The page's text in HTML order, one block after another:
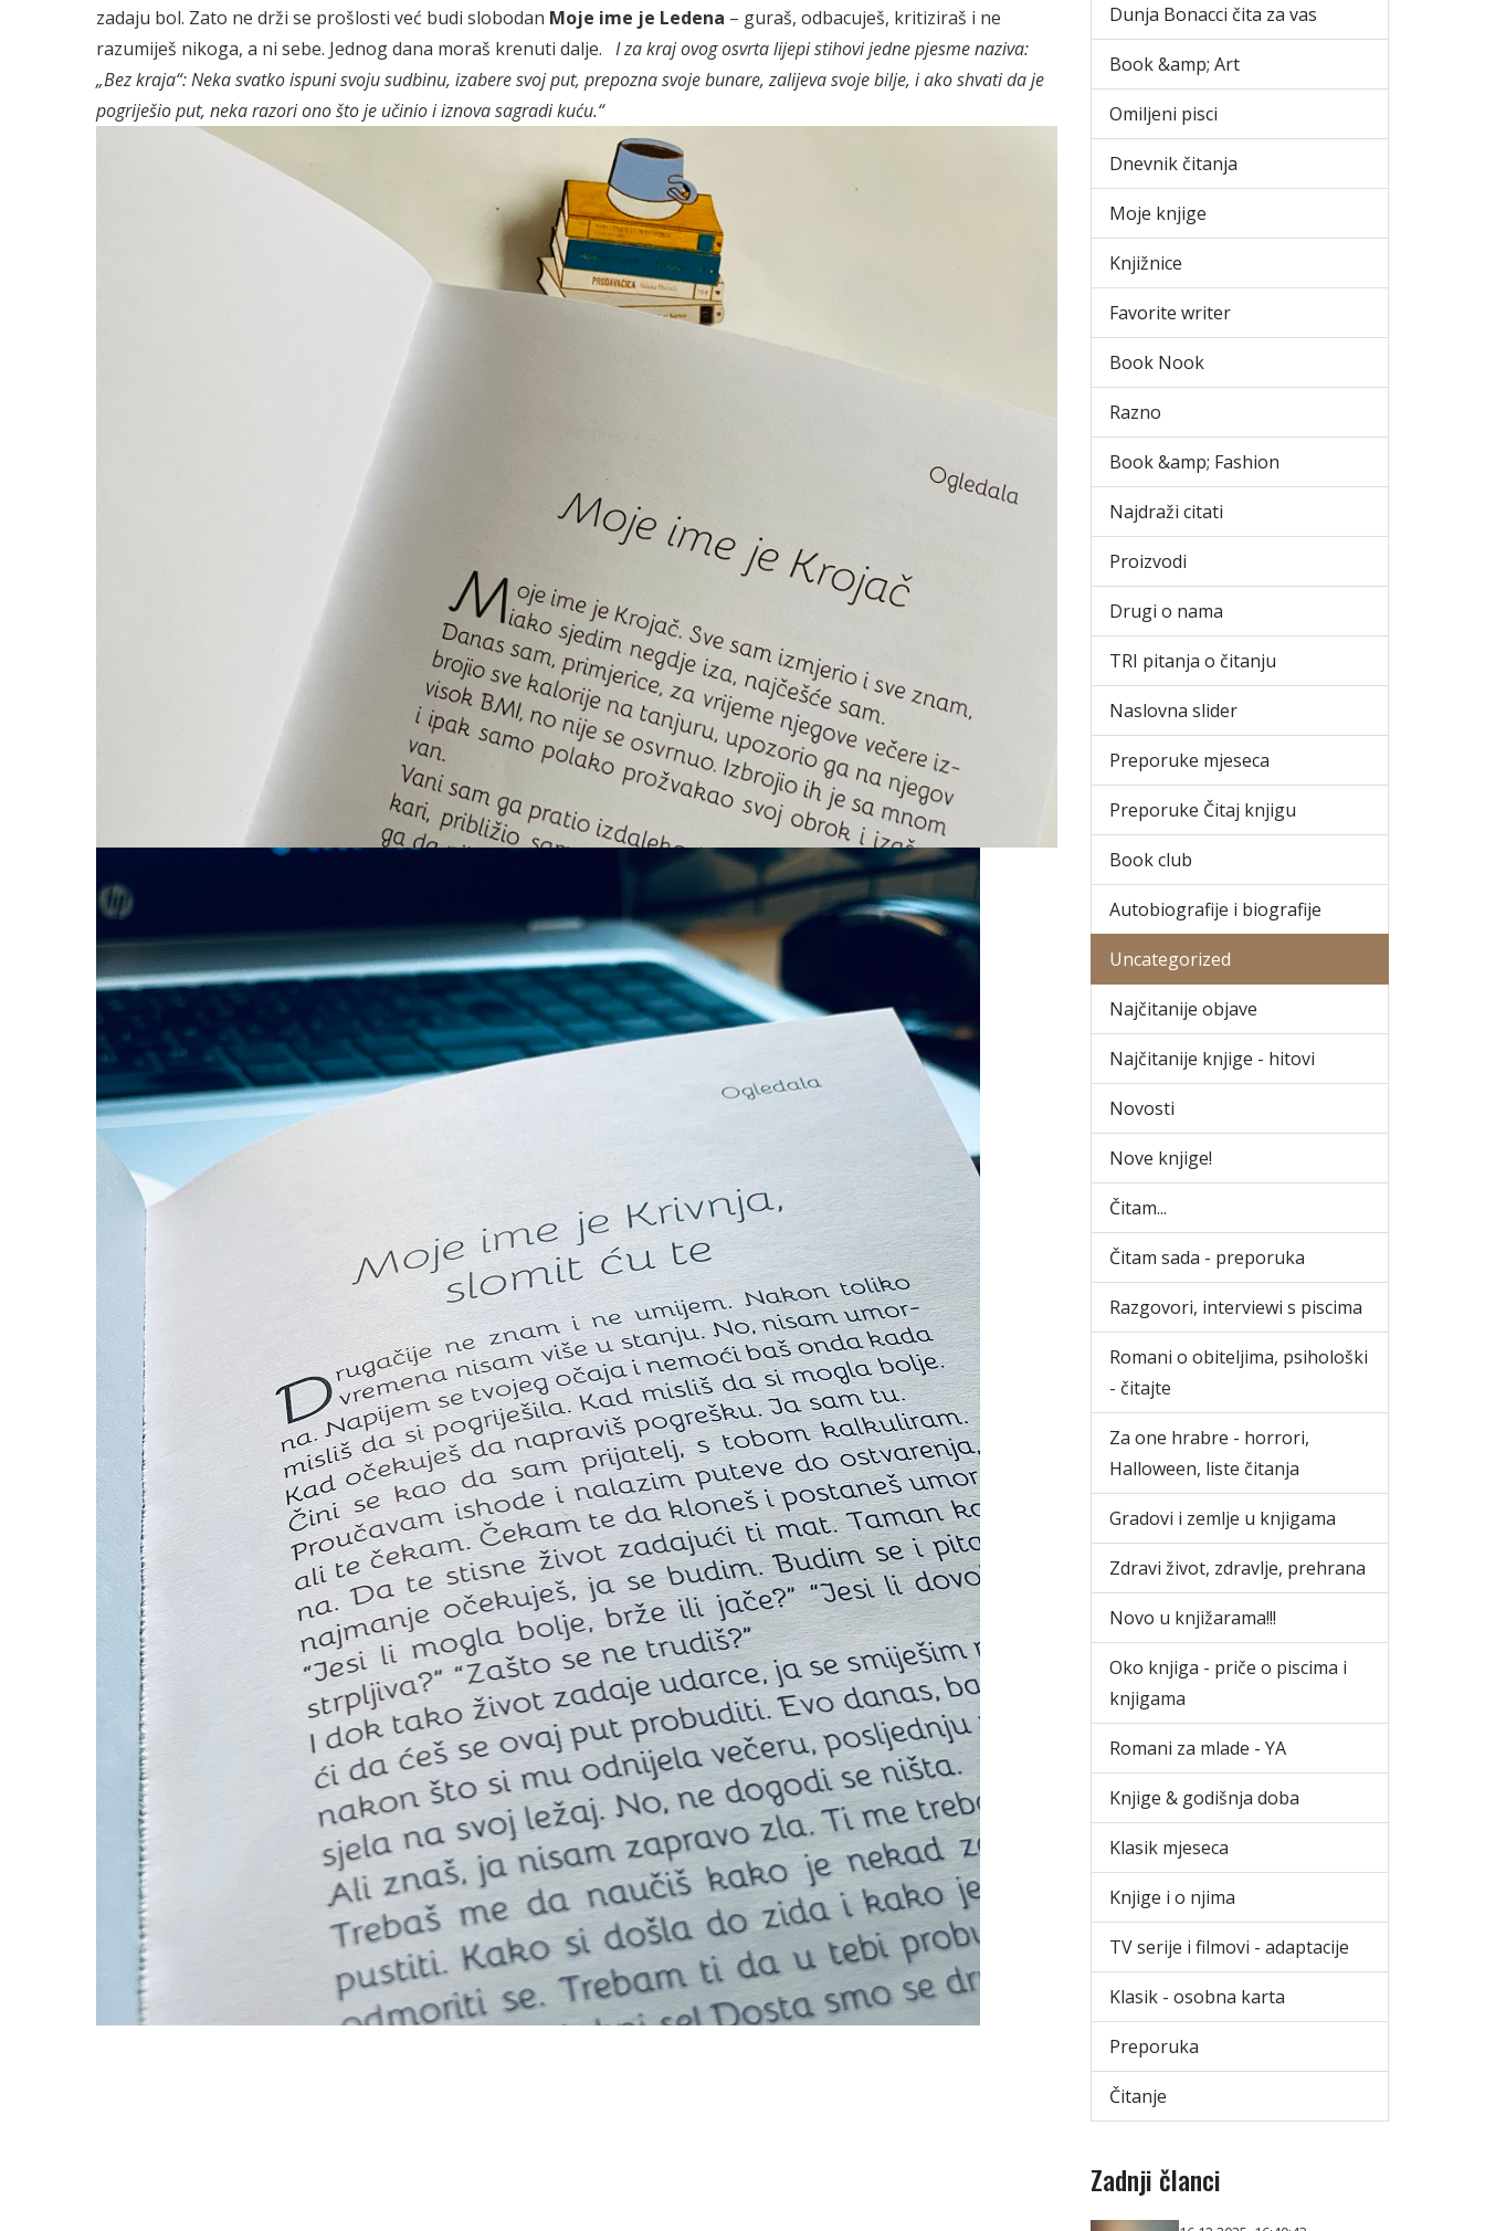
zadaju bol. Zato ne drži se prošlosti već budi slobodan Moje ime je Ledena – guraš, odbacuješ, kritiziraš i ne
razumiješ nikoga, a ni sebe. Jednog dana moraš krenuti dalje. I za kraj ovog osvrta lijepi stihovi jedne pjesme naziva:
„Bez kraja“:Neka svatko ispuni svoju sudbinu, izabere svoj put, prepozna svoje bunare, zalijeva svoje bilje, i ako shvati da je
pogriješio put, neka razori ono što je učinio i iznova sagradi kuću.“
Dunja Bonacci čita za vas
Book &amp; Art
Omiljeni pisci
Dnevnik čitanja
Moje knjige
Knjižnice
Favorite writer
Book Nook
Razno
Book &amp; Fashion
Najdraži citati
Proizvodi
Drugi o nama
TRI pitanja o čitanju
Naslovna slider
Preporuke mjeseca
Preporuke Čitaj knjigu
Book club
Autobiografije i biografije
Uncategorized
Najčitanije objave
Najčitanije knjige - hitovi
Novosti
Nove knjige!
Čitam...
Čitam sada - preporuka
Razgovori, interviewi s piscima
Romani o obiteljima, psihološki
- čitajte
Za one hrabre - horrori,
Halloween, liste čitanja
Gradovi i zemlje u knjigama
Zdravi život, zdravlje, prehrana
Novo u knjižarama!!!
Oko knjiga - priče o piscima i
knjigama
Romani za mlade - YA
Knjige & godišnja doba
Klasik mjeseca
Knjige i o njima
TV serije i filmovi - adaptacije
Klasik - osobna karta
Preporuka
Čitanje
Zadnji članci